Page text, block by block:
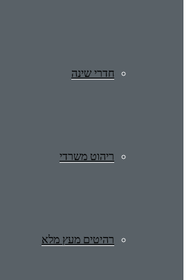
חדרי שינה
ריהוט משרדי
רהיטים מעץ מלא